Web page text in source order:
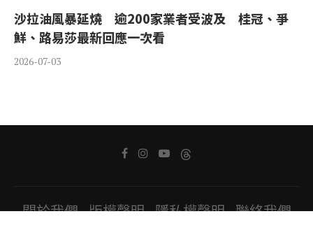
沙拉油風暴延燒 逾200家業者受波及 桂冠、爭
鮮、路易莎最新回應一次看
2026-07-03
關於我們 版權聲明 隱私權聲明 聯絡我們